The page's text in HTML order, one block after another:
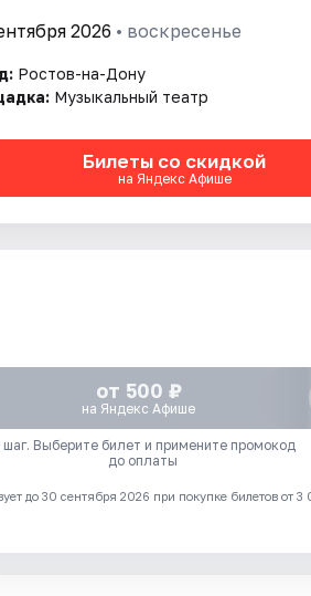
2026 • воскресенье
Ростов-на-Дону
Музыкальный театр
Билеты со скидкой
на Яндекс Афише
от 500 ₽
на Яндекс Афише
шаг. Выберите билет и примените промокод
до оплаты
до 30 сентября 2026 при покупке билетов от